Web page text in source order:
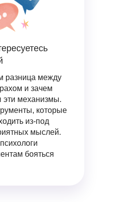
разница между
и зачем
механизмы.
которые
из-под
мыслей.
бояться